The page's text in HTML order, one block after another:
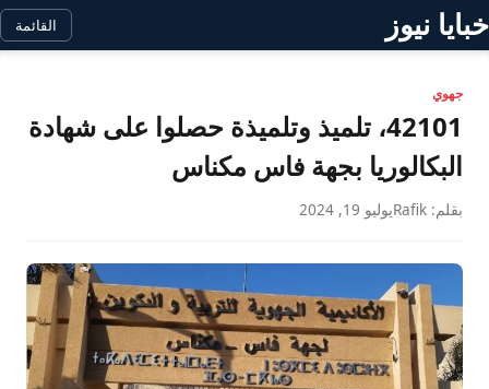
خبايا نيوز القائمة
جهوي
42101، تلميذ وتلميذة حصلوا على شهادة
البكالوريا بجهة فاس مكناس
بقلم: Rafik يوليو 19, 2024